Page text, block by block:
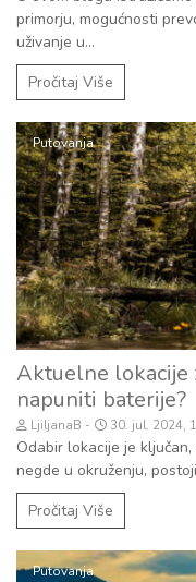
primorju, mogućnosti
uživanje u...
Pročitaj Više
Putovanja
Aktuelne lokacije
napuniti baterije?
LjiljanaB 30. jul. 2024,
Odabir lokacije je
negde u okruženju,
Pročitaj Više
Putovanja